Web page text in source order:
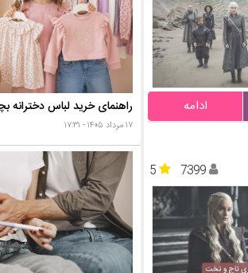
ادامه
5
7399
راهنمای خرید لباس دخترانه
۱۷ مرداد ۱۴۰۵ - ۱۷:۳۱